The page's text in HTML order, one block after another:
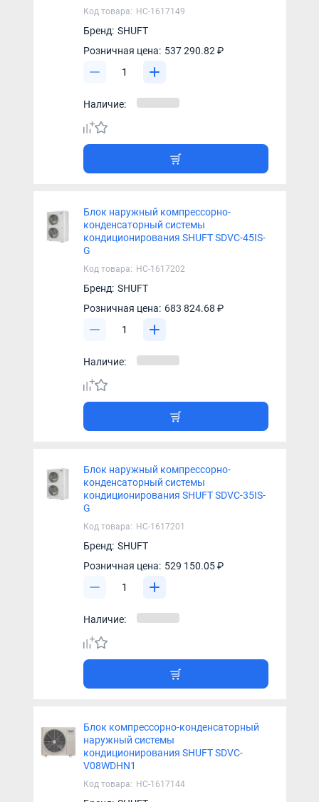
Код товара: НС-1617149
Бренд: SHUFT
Розничная цена: 537 290.82 ₽
Наличие:
Блок наружный компрессорно-
конденсаторный системы
кондиционирования SHUFT SDVC-45IS-
G
Код товара: НС-1617202
Бренд: SHUFT
Розничная цена: 683 824.68 ₽
Наличие:
Блок наружный компрессорно-
конденсаторный системы
кондиционирования SHUFT SDVC-35IS-
G
Код товара: НС-1617201
Бренд: SHUFT
Розничная цена: 529 150.05 ₽
Наличие:
Блок компрессорно-конденсаторный
наружный системы
кондиционирования SHUFT SDVC-
V08WDHN1
Код товара: НС-1617144